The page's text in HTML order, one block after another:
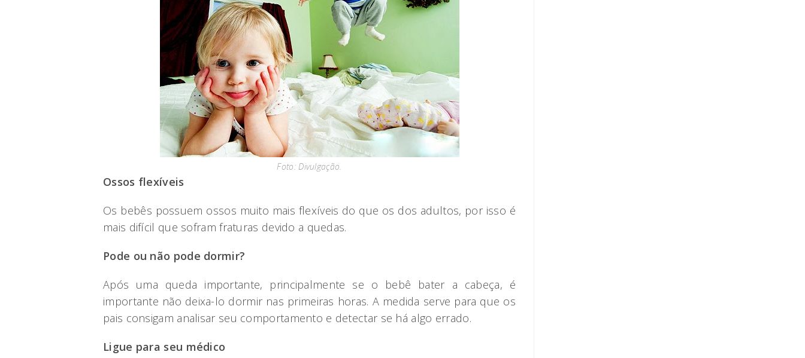
Foto: Divulgação.
Ossos flexíveis
Os bebês possuem ossos muito mais flexíveis do que os dos adultos, por isso é
mais difícil que sofram fraturas devido a quedas.
Pode ou não pode dormir?
Após uma queda importante, principalmente se o bebê bater a cabeça, é
importante não deixa-lo dormir nas primeiras horas. A medida serve para que os
pais consigam analisar seu comportamento e detectar se há algo errado.
Ligue para seu médico